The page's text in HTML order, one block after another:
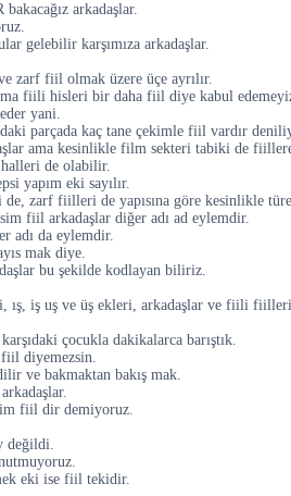
arkadaşlar.
gelebilir karşımıza arkadaşlar.
zarf fiil olmak üzere üçe ayrılır.
fiili hisleri bir daha fiil diye kabul
yani.
parçada kaç tane çekimle fiil vardır
ama kesinlikle film sekteri tabiki de
de olabilir.
yapım eki sayılır.
zarf fiilleri de yapısına göre kesinlikle
fiil arkadaşlar diğer adı ad eylemdir.
adı da eylemdir.
mak diye.
bu şekilde kodlayan biliriz.
ış, iş uş ve üş ekleri, arkadaşlar ve fiili
çocukla dakikalarca barıştık.
diyemezsin.
ve bakmaktan bakış mak.
fiil dir demiyoruz.
değildi.
eki ise fiil tekidir.